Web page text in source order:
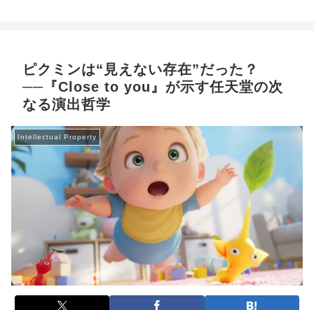
ピクミンは“見えない存在”だった？
──『Close to you』が示す任天堂の次
なる演出哲学
Intellectual Property